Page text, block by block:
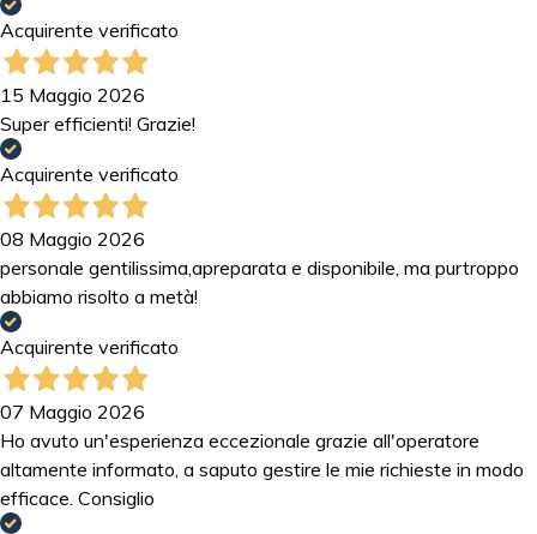
Acquirente verificato
15 Maggio 2026
Super efficienti! Grazie!
Acquirente verificato
08 Maggio 2026
personale gentilissima,apreparata e disponibile, ma purtroppo
abbiamo risolto a metà!
Acquirente verificato
07 Maggio 2026
Ho avuto un'esperienza eccezionale grazie all'operatore
altamente informato, a saputo gestire le mie richieste in modo
efficace. Consiglio